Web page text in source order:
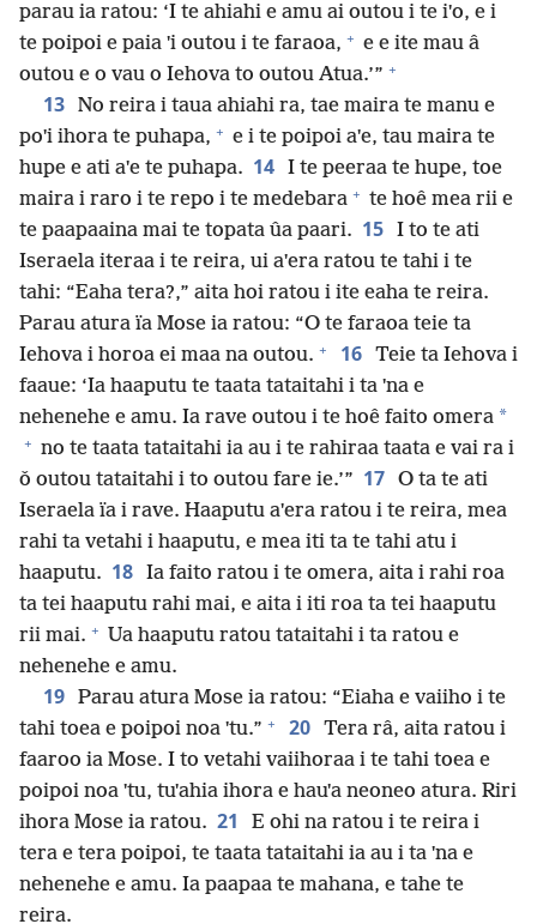
parau ia ratou: ‘I te ahiahi e amu ai outou i te iˈo, e i
te poipoi e paia ˈi outou i te faraoa, + e e ite mau â
outou e o vau o Iehova to outou Atua.’” +
13 No reira i taua ahiahi ra, tae maira te manu e
poˈi ihora te puhapa, + e i te poipoi aˈe, tau maira te
hupe e ati aˈe te puhapa. 14 I te peeraa te hupe, toe
maira i raro i te repo i te medebara + te hoê mea rii e
te paapaaina mai te topata ûa paari. 15 I to te ati
Iseraela iteraa i te reira, ui aˈera ratou te tahi i te
tahi: “Eaha tera?,” aita hoi ratou i ite eaha te reira.
Parau atura ïa Mose ia ratou: “O te faraoa teie ta
Iehova i horoa ei maa na outou. + 16 Teie ta Iehova i
faaue: ‘Ia haaputu te taata tataitahi i ta ˈna e
nehenehe e amu. Ia rave outou i te hoê faito omera *
+ no te taata tataitahi ia au i te rahiraa taata e vai ra i
ǒ outou tataitahi i to outou fare ie.’” 17 O ta te ati
Iseraela ïa i rave. Haaputu aˈera ratou i te reira, mea
rahi ta vetahi i haaputu, e mea iti ta te tahi atu i
haaputu. 18 Ia faito ratou i te omera, aita i rahi roa
ta tei haaputu rahi mai, e aita i iti roa ta tei haaputu
rii mai. + Ua haaputu ratou tataitahi i ta ratou e
nehenehe e amu.
19 Parau atura Mose ia ratou: “Eiaha e vaiiho i te
tahi toea e poipoi noa ˈtu.” + 20 Tera râ, aita ratou i
faaroo ia Mose. I to vetahi vaiihoraa i te tahi toea e
poipoi noa ˈtu, tuˈahia ihora e hauˈa neoneo atura. Riri
ihora Mose ia ratou. 21
E ohi na ratou i te reira i
tera e tera poipoi, te taata tataitahi ia au i ta ˈna e
nehenehe e amu. Ia paapaa te mahana, e tahe te
reira.